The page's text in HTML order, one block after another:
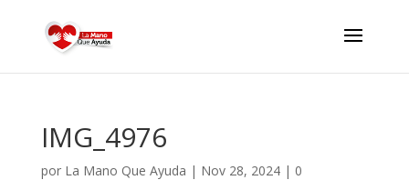
IMG_4976
por La Mano Que Ayuda | Nov 28, 2024| 0